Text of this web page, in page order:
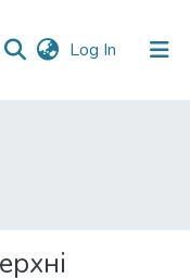
Log In (current)